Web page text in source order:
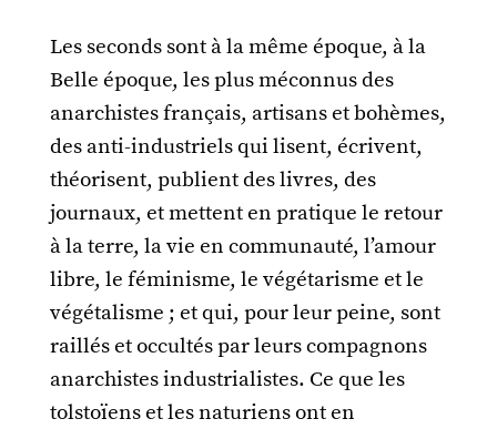
Les seconds sont à la même époque, à la
Belle époque, les plus méconnus des
anarchistes français, artisans et bohèmes,
des anti-industriels qui lisent, écrivent,
théorisent, publient des livres, des
journaux, et mettent en pratique le retour
à la terre, la vie en communauté, l’amour
libre, le féminisme, le végétarisme et le
végétalisme ; et qui, pour leur peine, sont
raillés et occultés par leurs compagnons
anarchistes industrialistes. Ce que les
tolstoïens et les naturiens ont en